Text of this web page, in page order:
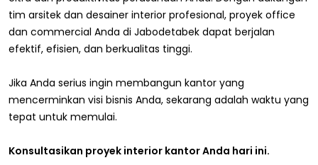
tim arsitek dan desainer interior profesional, proyek office
dan commercial Anda di Jabodetabek dapat berjalan
efektif, efisien, dan berkualitas tinggi.
Jika Anda serius ingin membangun kantor yang
mencerminkan visi bisnis Anda, sekarang adalah waktu yang
tepat untuk memulai.
Konsultasikan proyek interior kantor Anda hari ini.